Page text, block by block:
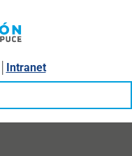
Intranet